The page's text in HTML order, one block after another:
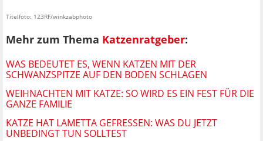
Titelfoto: 123RF/winkzabphoto
Mehr zum Thema Katzenratgeber:
WAS BEDEUTET ES, WENN KATZEN MIT DER
SCHWANZSPITZE AUF DEN BODEN SCHLAGEN
WEIHNACHTEN MIT KATZE: SO WIRD ES EIN FEST FÜR DIE
GANZE FAMILIE
KATZE HAT LAMETTA GEFRESSEN: WAS DU JETZT
UNBEDINGT TUN SOLLTEST